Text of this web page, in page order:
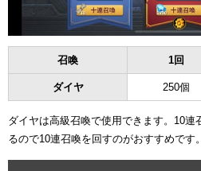
召喚 1回
ダイヤ 250個
ダイヤは高級召喚で使用できます。10連
るので10連召喚を回すのがおすすめです。